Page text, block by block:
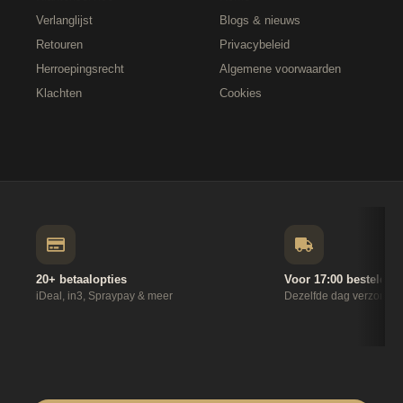
Verlanglijst
Retouren
Herroepingsrecht
Klachten
Blogs & nieuws
Privacybeleid
Algemene voorwaarden
Cookies
20+ betaalopties
iDeal, in3, Spraypay & meer
Voor 17:00 besteld
Dezelfde dag